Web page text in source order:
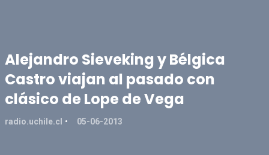
Alejandro Sieveking y Bélgica
Castro viajan al pasado con
clásico de Lope de Vega
radio.uchile.cl 05-06-2013